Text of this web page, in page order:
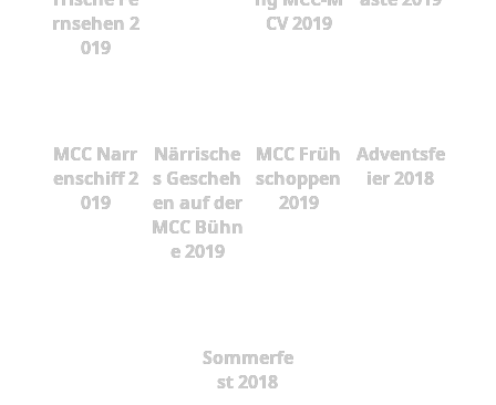
rnsehen 2
019
CV 2019
MCC Narr
enschiff 2
019
Närrische
s Gescheh
en auf der
MCC Bühn
e 2019
MCC Früh
schoppen
2019
Adventsfe
ier 2018
Sommerfe
st 2018